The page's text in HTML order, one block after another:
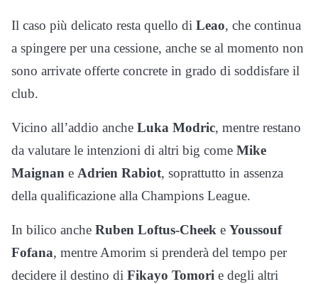
Il caso più delicato resta quello di Leao, che continua
a spingere per una cessione, anche se al momento non
sono arrivate offerte concrete in grado di soddisfare il
club.
Vicino all’addio anche Luka Modric, mentre restano
da valutare le intenzioni di altri big come Mike
Maignan e Adrien Rabiot, soprattutto in assenza
della qualificazione alla Champions League.
In bilico anche Ruben Loftus-Cheek e Youssouf
Fofana, mentre Amorim si prenderà del tempo per
decidere il destino di Fikayo Tomori e degli altri